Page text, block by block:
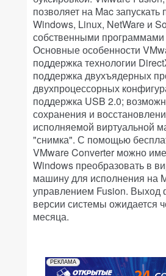
позволяет на Mac
Windows, Linux, NetWare и
собственными программами
Основные особенности
поддержка технологии
поддержка двухъядерных
двухпроцессорных
поддержка USB 2.0;
сохранения и
исполняемой виртуальной
"снимка". С помощью
VMware Converter можно
Windows преобразовать в
машину для исполнения на
управлением Fusion. Выход
версии системы ожидается
месяца.
РЕКЛАМА